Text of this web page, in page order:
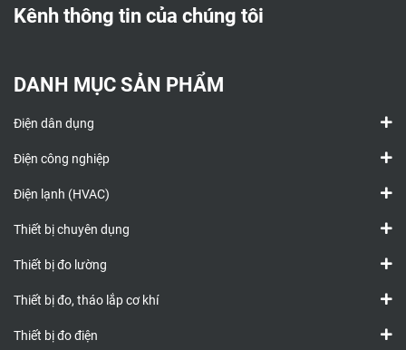
Kênh thông tin của chúng tôi
DANH MỤC SẢN PHẨM
Điện dân dụng
Điện công nghiệp
Điện lạnh (HVAC)
Thiết bị chuyên dụng
Thiết bị đo lường
Thiết bị đo, tháo lắp cơ khí
Thiết bị đo điện